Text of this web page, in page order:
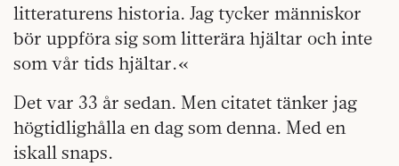
litteraturens historia. Jag tycker människor
bör uppföra sig som litterära hjältar och inte
som vår tids hjältar.«
Det var 33 år sedan. Men citatet tänker jag
högtidlighålla en dag som denna. Med en
iskall snaps.